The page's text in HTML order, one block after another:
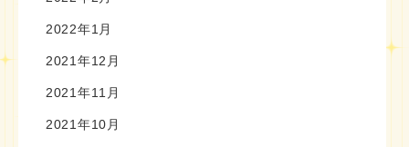
2022年1月
2021年12月
2021年11月
2021年10月